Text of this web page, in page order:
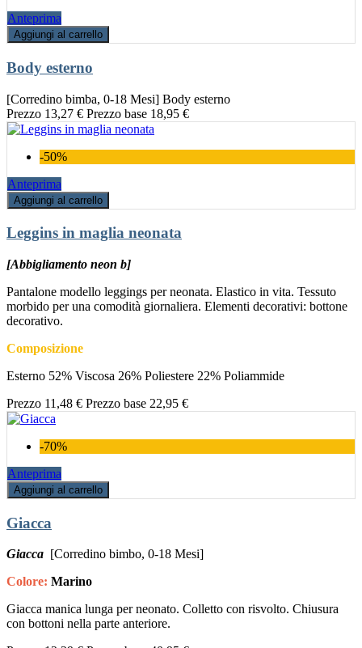
Anteprima
Aggiungi al carrello
Body esterno
[Corredino bimba, 0-18 Mesi] Body esterno
Prezzo 13,27 € Prezzo base 18,95 €
-50%
Anteprima
Aggiungi al carrello
Leggins in maglia neonata
[Abbigliamento neon b]
Pantalone modello leggings per neonata. Elastico in vita. Tessuto
morbido per una comodità giornaliera. Elementi decorativi: bottone
decorativo.
Composizione
Esterno 52% Viscosa 26% Poliestere 22% Poliammide
Prezzo 11,48 € Prezzo base 22,95 €
-70%
Anteprima
Aggiungi al carrello
Giacca
Giacca [Corredino bimbo, 0-18 Mesi]
Colore: Marino
Giacca manica lunga per neonato. Colletto con risvolto. Chiusura
con bottoni nella parte anteriore.